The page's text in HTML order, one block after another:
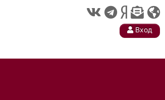
Вход